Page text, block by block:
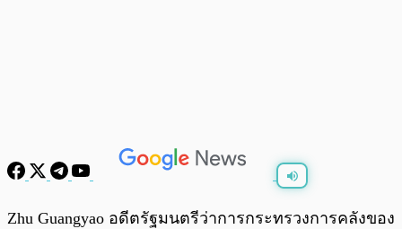
0:00
Zhu Guangyao อดีตรัฐมนตรีว่าการกระทรวงการคลังของ